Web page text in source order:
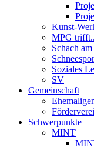
Kunst-
MPG
Schach
Soziales
SV
Gemeinschaft
Schwerpunkte
MINT